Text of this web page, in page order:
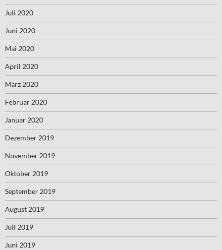
Juli 2020
Juni 2020
Mai 2020
April 2020
März 2020
Februar 2020
Januar 2020
Dezember 2019
November 2019
Oktober 2019
September 2019
August 2019
Juli 2019
Juni 2019